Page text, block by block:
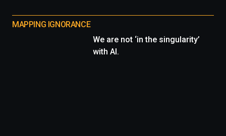
MAPPING IGNORANCE
We are not ‘in the singularity’
with AI.